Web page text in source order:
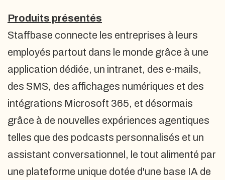
Produits présentés
Staffbase connecte les entreprises à leurs
employés partout dans le monde grâce à une
application dédiée, un intranet, des e-mails,
des SMS, des affichages numériques et des
intégrations Microsoft 365, et désormais
grâce à de nouvelles expériences agentiques
telles que des podcasts personnalisés et un
assistant conversationnel, le tout alimenté par
une plateforme unique dotée d'une base IA de